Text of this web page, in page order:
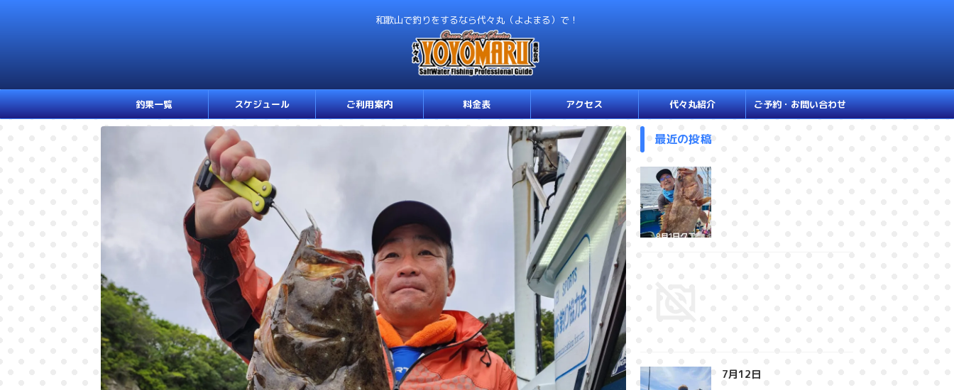
和歌山で釣りをするなら代々丸（よよまる）で！
釣果一覧 スケジュール ご利用案内 料金表 アクセス 代々丸紹介 ご予約・お問い合わせ
最近の投稿
7月12日⁡